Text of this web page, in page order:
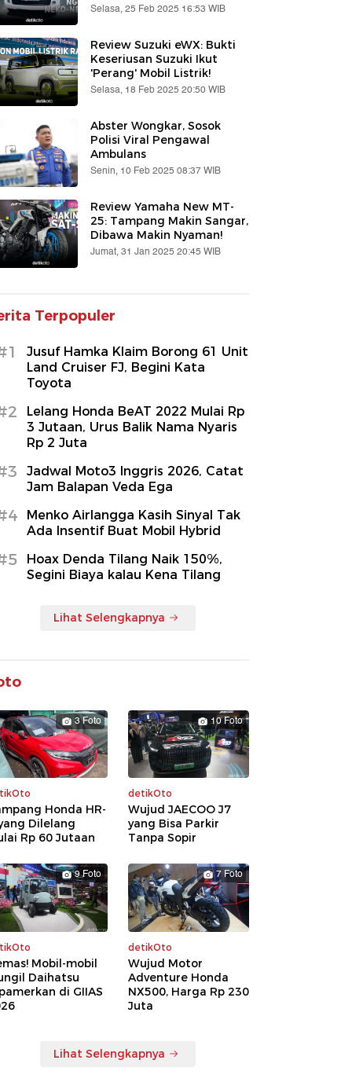
Selasa, 25 Feb 2025 16:53 WIB
Review Suzuki eWX: Bukti
Keseriusan Suzuki Ikut
'Perang' Mobil Listrik!
Selasa, 18 Feb 2025 20:50 WIB
Abster Wongkar, Sosok
Polisi Viral Pengawal
Ambulans
Senin, 10 Feb 2025 08:37 WIB
Review Yamaha New MT-
25: Tampang Makin Sangar,
Dibawa Makin Nyaman!
Jumat, 31 Jan 2025 20:45 WIB
Terpopuler
Jusuf Hamka Klaim Borong 61 Unit
Land Cruiser FJ, Begini Kata
Toyota
Lelang Honda BeAT 2022 Mulai Rp
3 Jutaan, Urus Balik Nama Nyaris
Rp 2 Juta
Jadwal Moto3 Inggris 2026, Catat
Jam Balapan Veda Ega
Menko Airlangga Kasih Sinyal Tak
Ada Insentif Buat Mobil Hybrid
Hoax Denda Tilang Naik 150%,
Segini Biaya kalau Kena Tilang
Lihat Selengkapnya
3 Foto
Honda HR-
Dilelang
Rp 60 Jutaan
10 Foto
detikOto
Wujud JAECOO J7
yang Bisa Parkir
Tanpa Sopir
9 Foto
Mobil-mobil
Daihatsu
di GIIAS
7 Foto
detikOto
Wujud Motor
Adventure Honda
NX500, Harga Rp 230
Juta
Lihat Selengkapnya